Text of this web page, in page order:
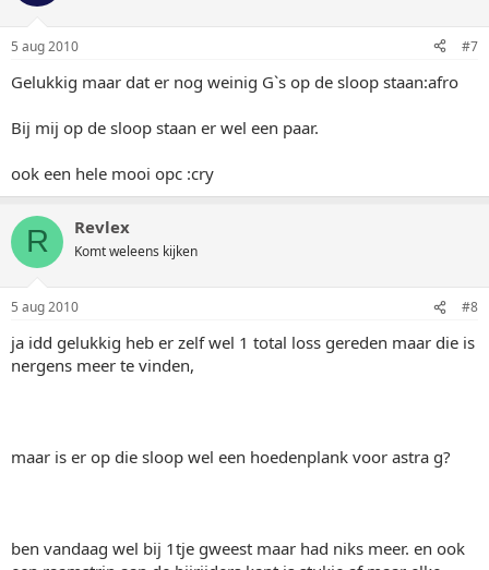
5 aug 2010 #7
Gelukkig maar dat er nog weinig G`s op de sloop staan:afro
Bij mij op de sloop staan er wel een paar.
ook een hele mooi opc :cry
R Revlex
Komt weleens kijken
5 aug 2010 #8
ja idd gelukkig heb er zelf wel 1 total loss gereden maar die is
nergens meer te vinden,
maar is er op die sloop wel een hoedenplank voor astra g?
ben vandaag wel bij 1tje gweest maar had niks meer. en ook